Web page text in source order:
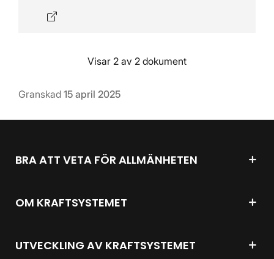
Visar 2 av 2 dokument
Granskad 15 april 2025
BRA ATT VETA FÖR ALLMÄNHETEN
OM KRAFTSYSTEMET
UTVECKLING AV KRAFTSYSTEMET